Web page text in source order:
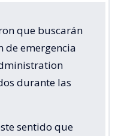
que buscarán
de emergencia
durante las
sentido que